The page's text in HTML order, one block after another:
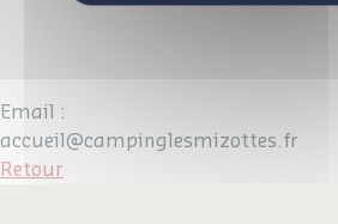
Questions /
Email :
accueil@campinglesmizottes.fr
Retour